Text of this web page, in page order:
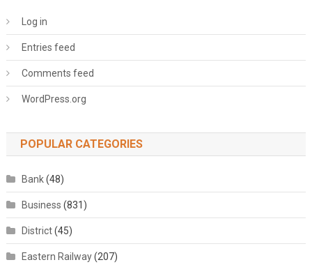
Log in
Entries feed
Comments feed
WordPress.org
POPULAR CATEGORIES
Bank(48)
Business (831)
District(45)
Eastern Railway(207)